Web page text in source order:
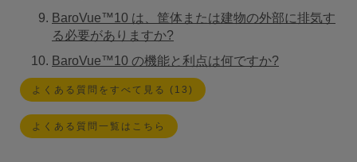
BaroVue™10 は、筐体または建物の外部に排気す
る必要がありますか?
BaroVue™10 の機能と利点は何ですか?
よくある質問をすべて見る (13)
よくある質問一覧はこちら